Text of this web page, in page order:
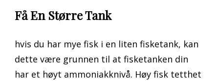
Få En Større Tank
hvis du har mye fisk i en liten fisketank, kan
dette være grunnen til at fisketanken din
har et høyt ammoniakknivå. Høy fisk tetthet